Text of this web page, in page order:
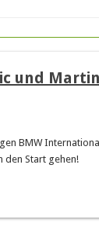
und Martin
BMW
den Start gehen!